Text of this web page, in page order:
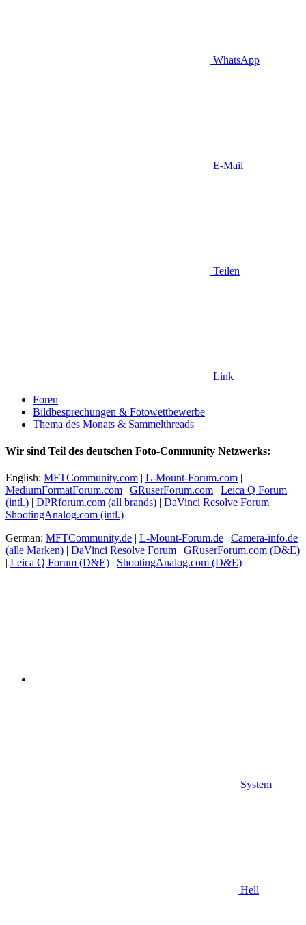
WhatsApp
E-Mail
Teilen
Link
Foren
Bildbesprechungen & Fotowettbewerbe
Thema des Monats & Sammelthreads
Wir sind Teil des deutschen Foto-Community Netzwerks:
English: MFTCommunity.com | L-Mount-Forum.com |
MediumFormatForum.com | GRuserForum.com | Leica Q Forum
(intl.) | DPRforum.com (all brands) | DaVinci Resolve Forum |
ShootingAnalog.com (intl.)
German: MFTCommunity.de | L-Mount-Forum.de | Camera-info.de
(alle Marken) | DaVinci Resolve Forum | GRuserForum.com (D&E)
| Leica Q Forum (D&E) | ShootingAnalog.com (D&E)
System
Hell